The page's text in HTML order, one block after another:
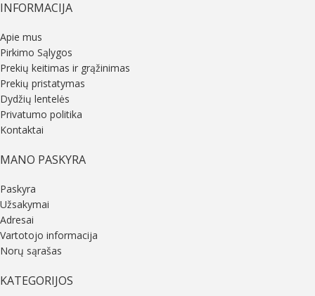
INFORMACIJA
Apie mus
Pirkimo Sąlygos
Prekių keitimas ir grąžinimas
Prekių pristatymas
Dydžių lentelės
Privatumo politika
Kontaktai
MANO PASKYRA
Paskyra
Užsakymai
Adresai
Vartotojo informacija
Norų sąrašas
KATEGORIJOS